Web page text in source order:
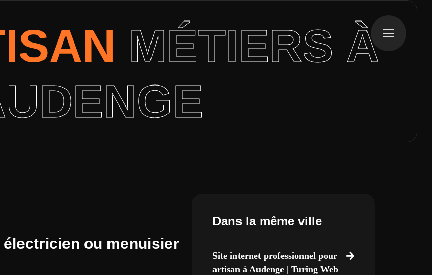
MÉTIERS À
ou menuisier
Dans la même ville
Site internet professionnel pour
artisan à Audenge | Turing Web